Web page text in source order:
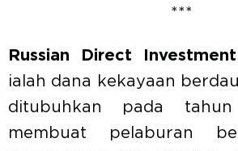
***
Russian Direct
ialah dana kekayaan
ditubuhkan pada
membuat pelaburan